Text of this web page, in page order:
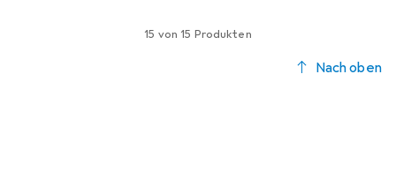
15 von 15 Produkten
Nach oben